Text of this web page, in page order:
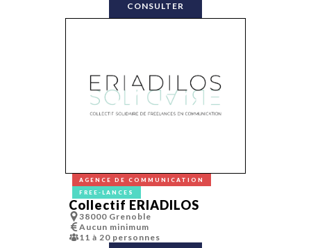
CONSULTER
AGENCE DE COMMUNICATION
FREE-LANCES
Collectif ERIADILOS
38000 Grenoble
Aucun minimum
11 à 20 personnes